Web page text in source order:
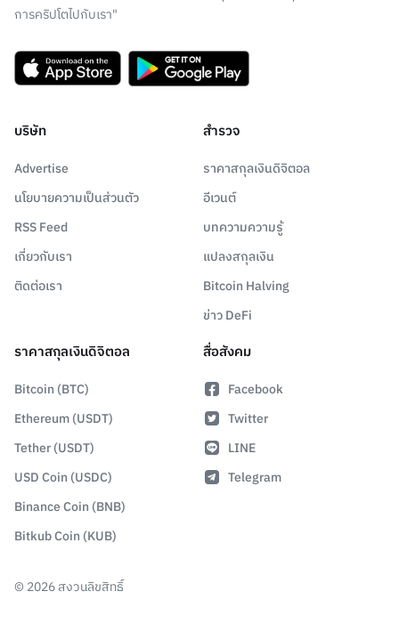
การคริปโตไปกับเรา"
บริษัท
Advertise
นโยบายความเป็นส่วนตัว
RSS Feed
เกี่ยวกับเรา
ติดต่อเรา
สำรวจ
ราคาสกุลเงินดิจิตอล
อีเวนต์
บทความความรู้
แปลงสกุลเงิน
Bitcoin Halving
ข่าว DeFi
ราคาสกุลเงินดิจิตอล
Bitcoin (BTC)
Ethereum (USDT)
Tether (USDT)
USD Coin (USDC)
Binance Coin (BNB)
Bitkub Coin (KUB)
สื่อสังคม
Facebook
Twitter
LINE
Telegram
© 2026สงวนลิขสิทธิ์